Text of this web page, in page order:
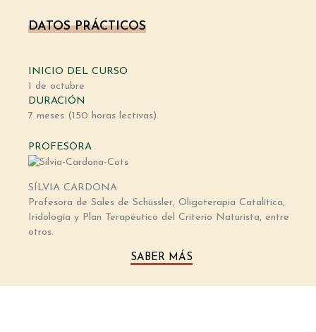
DATOS PRÁCTICOS
INICIO DEL CURSO
1 de octubre
DURACIÓN
7 meses (150 horas lectivas).
PROFESORA
SÍLVIA CARDONA
Profesora de Sales de Schüssler, Oligoterapia Catalítica,
Iridología y Plan Terapéutico del Criterio Naturista, entre
otros.
SABER MÁS